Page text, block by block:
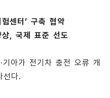
센터’ 구축 협약
상, 국제 표준 선도
아가 전기차 충전 오류 개
선다.